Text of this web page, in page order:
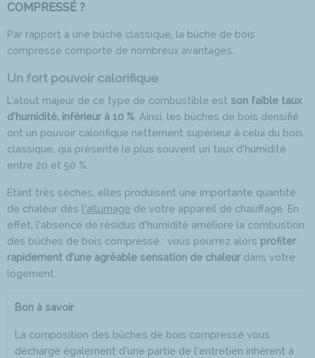
COMPRESSÉ ?
Par rapport à une bûche classique, la bûche de bois
compressé comporte de nombreux avantages.
Un fort pouvoir calorifique
L’atout majeur de ce type de combustible est son faible taux
d’humidité, inférieur à 10 % . Ainsi, les bûches de bois densifié
ont un pouvoir calorifique nettement supérieur à celui du bois
classique, qui présente le plus souvent un taux d’humidité
entre 20 et 50 %.
Étant très sèches, elles produisent une importante quantité
de chaleur dès l’allumage de votre appareil de chauffage. En
effet, l’absence de résidus d’humidité améliore la combustion
des bûches de bois compressé : vous pourrez alors profiter
rapidement d’une agréable sensation de chaleur dans votre
logement.
Bon à savoir
La composition des bûches de bois compressé vous
décharge également d’une partie de l’entretien inhérent à